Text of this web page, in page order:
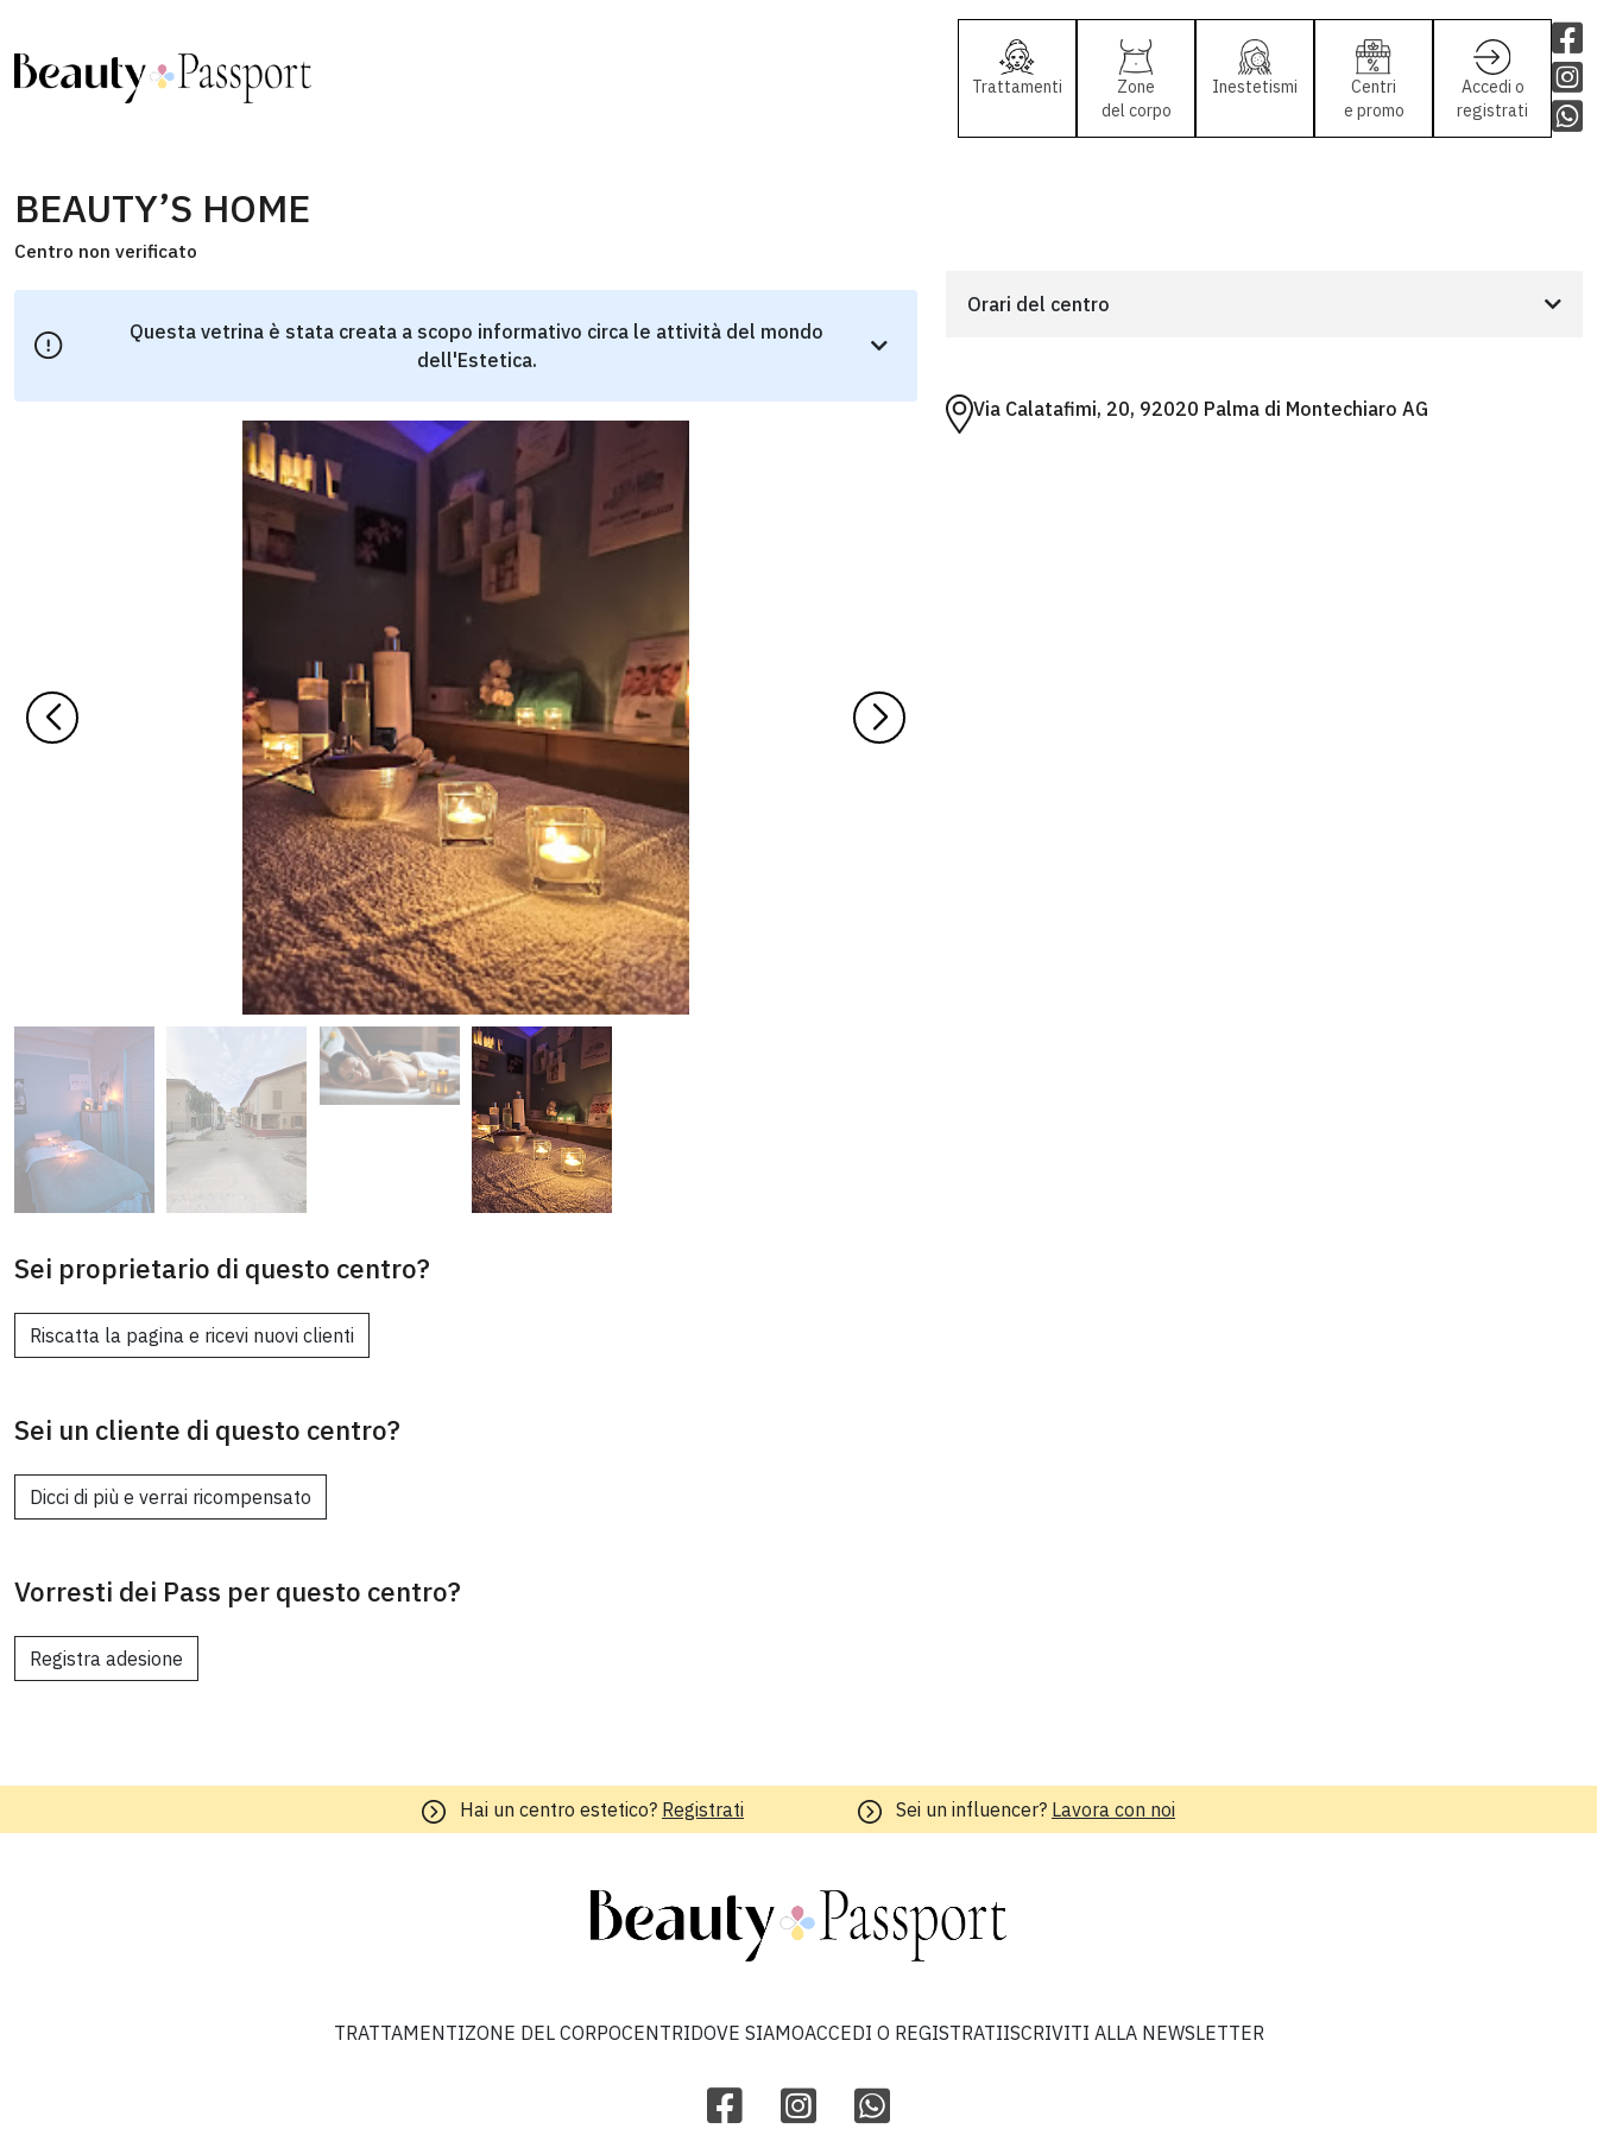
Trattamenti
Zone
del corpo
Inestetismi
Centri
e promo
Accedi o
registrati
BEAUTY’S HOME
Centro non verificato
Questa vetrina è stata creata a scopo informativo circa le attività del mondo
dell'Estetica.
Sei proprietario di questo centro?
Riscatta la pagina e ricevi nuovi clienti
Sei un cliente di questo centro?
Dicci di più e verrai ricompensato
Vorresti dei Pass per questo centro?
Registra adesione
Orari del centro
Via Calatafimi, 20, 92020 Palma di Montechiaro AG
Hai un centro estetico? Registrati Sei un influencer? Lavora con noi
TRATTAMENTIZONE DEL CORPOCENTRIDOVE SIAMOACCEDI O REGISTRATIISCRIVITI ALLA NEWSLETTER